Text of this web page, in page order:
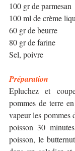
100 gr de parmesan
100 ml de crème
60 gr de beurre
80 gr de farine
Sel, poivre
Préparation
Epluchez et
pommes de terre
vapeur les pommes
poisson 30
poisson, le